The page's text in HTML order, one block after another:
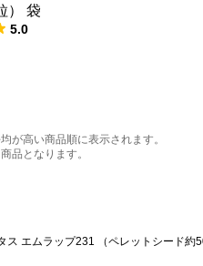
） 袋
5.0
が高い商品順に表示されます。
品となります。
ス エムラップ231 （ペレットシード約